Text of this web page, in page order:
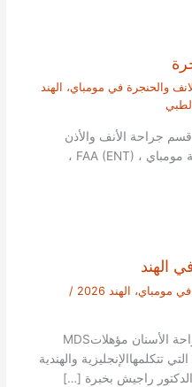
والحنجرة في مومباي، الهند
جراحة الأنف والأذن
والحنجرة ماجستير (ENT) ، جامعة مومباي ، FAA (ENT) ،
الهند
الهند 2026
/
دكتور راجيش تعييناستشاري – جراحة الأسنان مؤهلاتMDS
تتكلمهاالإنجليزية والهندية
الدكتور راجيش بخبرة […]